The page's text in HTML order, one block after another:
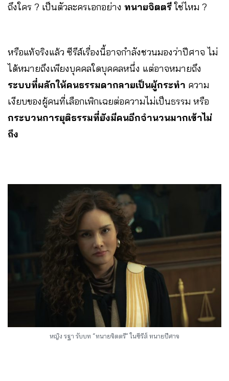
ถึงใคร ? เป็นตัวละครเอกอย่าง ทนายจิตตรีใช่ไหม ?
หรือแท้จริงแล้ว ซีรีส์เรื่องนี้อาจกำลังชวนมองว่าปีศาจ ไม่
ได้หมายถึงเพียงบุคคลใดบุคคลหนึ่ง แต่อาจหมายถึง
ระบบที่ผลักให้คนธรรมดากลายเป็นผู้กระทำ ความ
เงียบของผู้คนที่เลือกเพิกเฉยต่อความไม่เป็นธรรม หรือ
กระบวนการยุติธรรมที่ยังมีคนอีกจำนวนมากเข้าไม่
ถึง
หญิง รฐา รับบท “ทนายจิตตรี” ในซีรีส์ ทนายปีศาจ